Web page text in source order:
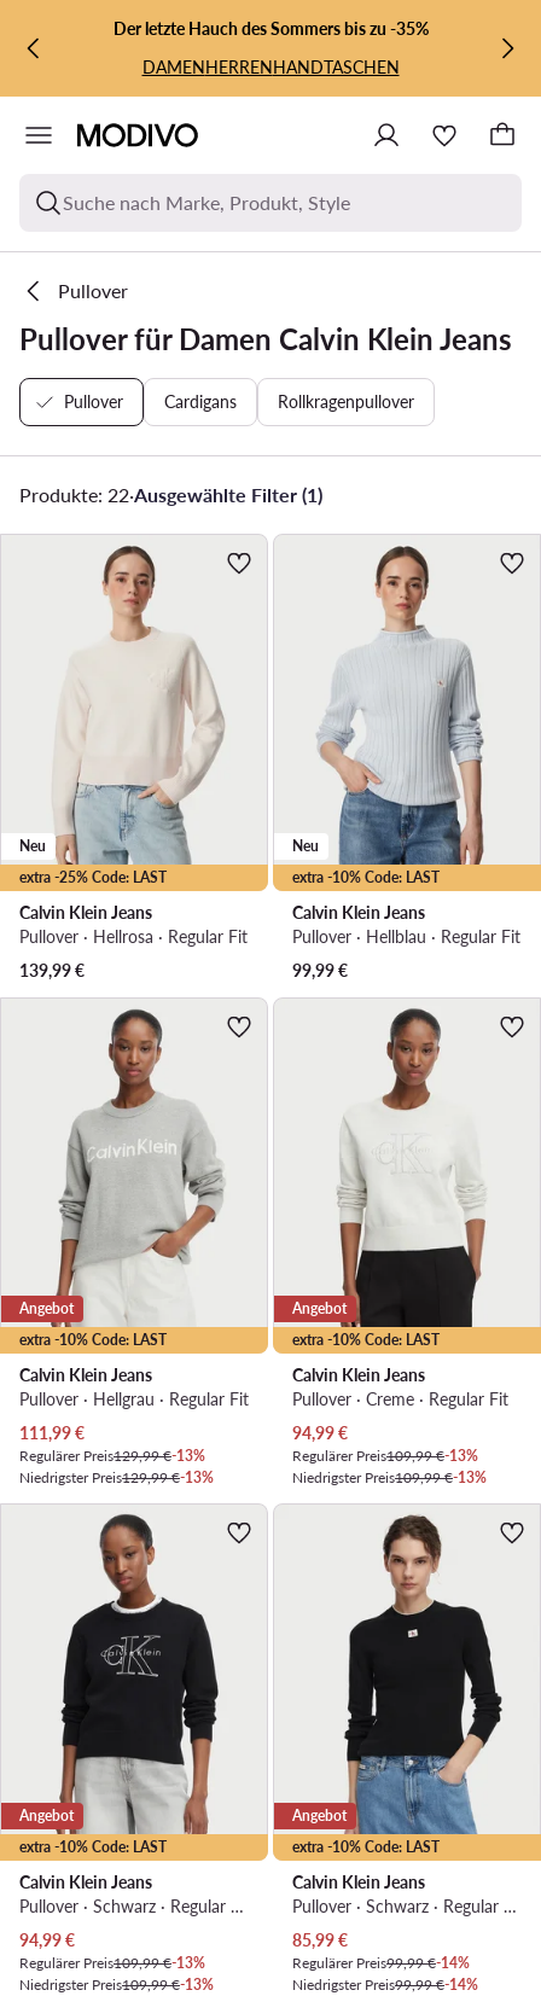
ZUM HAUPTINHALT SPRINGEN
ZUR SUCHEDer letzte Hauch des Sommers bis zu -35%
DAMENHERRENHANDTASCHEN
Suche nach Marke, Produkt, Style
Pullover
Pullover für Damen Calvin Klein Jeans
Pullover Cardigans Rollkragenpullover
Produkte: 22·Ausgewählte Filter (1)
extra -25% Code: LAST
Neu
Calvin Klein Jeans
Pullover · Hellrosa · Regular Fit
139,99€
extra -10% Code: LAST
Neu
Calvin Klein Jeans
Pullover · Hellblau · Regular Fit
99,99€
extra -10% Code: LAST
Angebot
Calvin Klein Jeans
Pullover · Hellgrau · Regular Fit
Aktueller Preis
111,99€
Regulärer Preis129,99 €-13%
Niedrigster Preis129,99 €-13%
extra -10% Code: LAST
Angebot
Calvin Klein Jeans
Pullover · Creme · Regular Fit
Aktueller Preis
94,99€
Regulärer Preis109,99 €-13%
Niedrigster Preis109,99 €-13%
extra -10% Code: LAST
Angebot
Calvin Klein Jeans
Pullover · Schwarz · Regular Fit
Aktueller Preis
94,99€
Regulärer Preis109,99 €-13%
Niedrigster Preis109,99 €-13%
extra -10% Code: LAST
Angebot
Calvin Klein Jeans
Pullover · Schwarz · Regular Fit
Aktueller Preis
85,99€
Regulärer Preis99,99 €-14%
Niedrigster Preis99,99 €-14%